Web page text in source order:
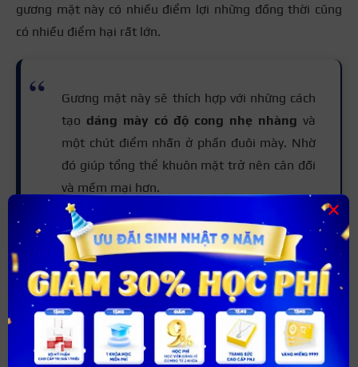
gương mặt này có nhiều điểm lợi những đồng thời cũng
có nhiều điểm hại rất lớn.
Gương mặt này sẽ thích hợp với những cách
tạo dáng mày có độ cong nhẹ nhàng và
một chút điểm nhấn ở phần đuôi mày. Nhờ
đó giúp tổng thể khuôn mặt trở nên cân đối
và mềm mại hơn.
×